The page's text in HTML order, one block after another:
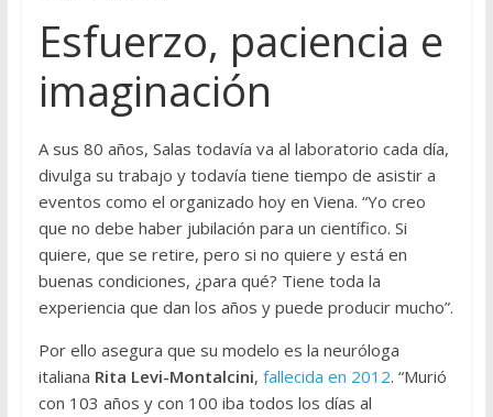
Esfuerzo, paciencia e
imaginación
A sus 80 años, Salas todavía va al laboratorio cada día,
divulga su trabajo y todavía tiene tiempo de asistir a
eventos como el organizado hoy en Viena. “Yo creo
que no debe haber jubilación para un científico. Si
quiere, que se retire, pero si no quiere y está en
buenas condiciones, ¿para qué? Tiene toda la
experiencia que dan los años y puede producir mucho”.
Por ello asegura que su modelo es la neuróloga
italiana Rita Levi-Montalcini, fallecida en 2012. “Murió
con 103 años y con 100 iba todos los días al